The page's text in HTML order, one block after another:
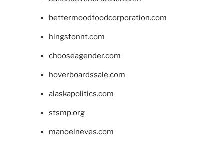
bettermoodfoodcorporation.com
hingstonnt.com
chooseagender.com
hoverboardssale.com
alaskapolitics.com
stsmp.org
manoelneves.com